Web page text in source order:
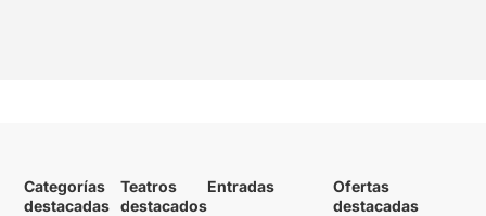
Categorías
destacadas
Teatros
destacados
Entradas
Ofertas
destacadas